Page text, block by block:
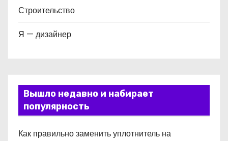
Строительство
Я — дизайнер
Вышло недавно и набирает
популярность
Как правильно заменить уплотнитель на